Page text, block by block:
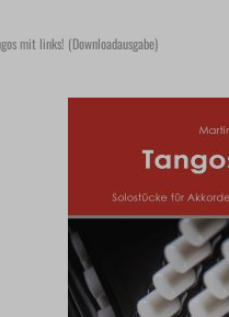
mit links! (Downloadausgabe)